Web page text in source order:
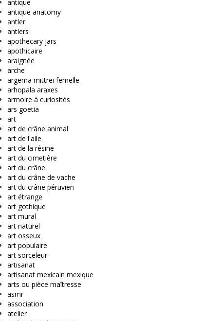
antique
antique anatomy
antler
antlers
apothecary jars
apothicaire
araignée
arche
argema mittrei femelle
arhopala araxes
armoire à curiosités
ars goetia
art
art de crâne animal
art de l'aile
art de la résine
art du cimetière
art du crâne
art du crâne de vache
art du crâne péruvien
art étrange
art gothique
art mural
art naturel
art osseux
art populaire
art sorceleur
artisanat
artisanat mexicain mexique
arts ou pièce maîtresse
asmr
association
atelier